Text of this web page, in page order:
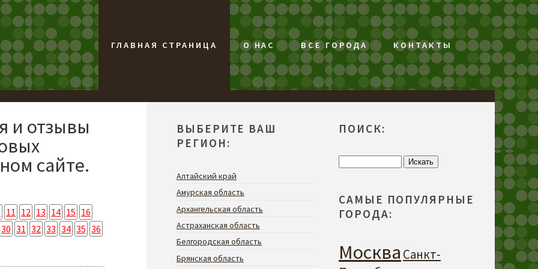
ГЛАВНАЯ СТРАНИЦА О НАС ВСЕ ГОРОДА КОНТАКТЫ
и отзывы
сайте.
11 12 13 14 15 16
30 31 32 33 34 35 36
ВЫБЕРИТЕ ВАШ
РЕГИОН:
Алтайский край
Амурская область
Архангельская область
Астраханская область
Белгородская область
Брянская область
ПОИСК:
САМЫЕ ПОПУЛЯРНЫЕ
ГОРОДА:
Москва Санкт-